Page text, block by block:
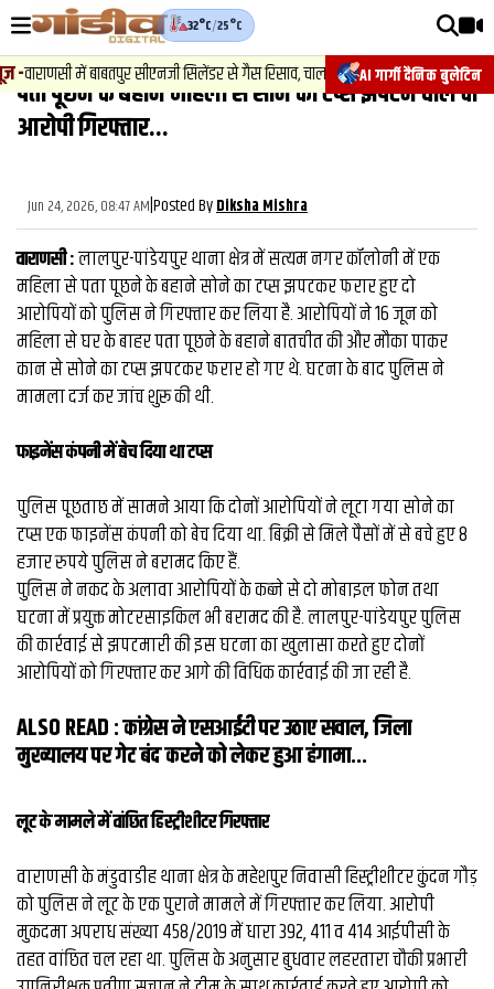
AI गार्गी दैनिक बुलेटिन
32°C/25°C
-वाराणसी में बाबतपुर सीएनजी सिलेंडर से गैस रिसाव, चालक की सूझबूझ से टला बड़ा हादसा.
वीडियोज़
वाराणसी न्यूज़
राजनीति
फिल्मी
साहित्य
संस्कृति
ख़ान पान और जीवनशैली
फैक्ट चेक
व्यापार
मौसम
देश
पता पूछने के बहाने महिला से सोने का टप्स झपटने वाले दो
आरोपी गिरफ्तार...
Jun 24, 2026, 08:47 AM|Posted ByDiksha Mishra
वाराणसी :लालपुर-पांडेयपुर थाना क्षेत्र में सत्यम नगर कॉलोनी में एक
महिला से पता पूछने के बहाने सोने का टप्स झपटकर फरार हुए दो
आरोपियों को पुलिस ने गिरफ्तार कर लिया है. आरोपियों ने 16 जून को
महिला से घर के बाहर पता पूछने के बहाने बातचीत की और मौका पाकर
कान से सोने का टप्स झपटकर फरार हो गए थे. घटना के बाद पुलिस ने
मामला दर्ज कर जांच शुरू की थी.
फाइनेंस कंपनी में बेच दिया था टप्स
पुलिस पूछताछ में सामने आया कि दोनों आराेपियों ने लूटा गया सोने का
टप्स एक फाइनेंस कंपनी को बेच दिया था. बिक्री से मिले पैसों में से बचे हुए 8
हजार रुपये पुलिस ने बरामद किए हैं.
पुलिस ने नकद के अलावा आरोपियों के कब्‍जे से दो मोबाइल फोन तथा
घटना में प्रयुक्त मोटरसाइकिल भी बरामद की है. लालपुर-पांडेयपुर पुलिस
की कार्रवाई से झपटमारी की इस घटना का खुलासा करते हुए दोनों
आरोपियों को गिरफ्तार कर आगे की विधिक कार्रवाई की जा रही है.
ALSO READ :कांग्रेस ने एसआईटी पर उठाए सवाल, जिला
मुख्‍यालय पर गेट बंद करने को लेकर हुआ हंगामा...
लूट के मामले में वांछित हिस्ट्रीशीटर गिरफ्तार
वाराणसी के मंडुवाडीह थाना क्षेत्र के महेशपुर निवासी हिस्ट्रीशीटर कुंदन गौड़
को पुलिस ने लूट के एक पुराने मामले में गिरफ्तार कर लिया. आरोपी
मुकदमा अपराध संख्या 458/2019 में धारा 392, 411 व 414 आईपीसी के
तहत वांछित चल रहा था. पुलिस के अनुसार बुधवार लहरतारा चौकी प्रभारी